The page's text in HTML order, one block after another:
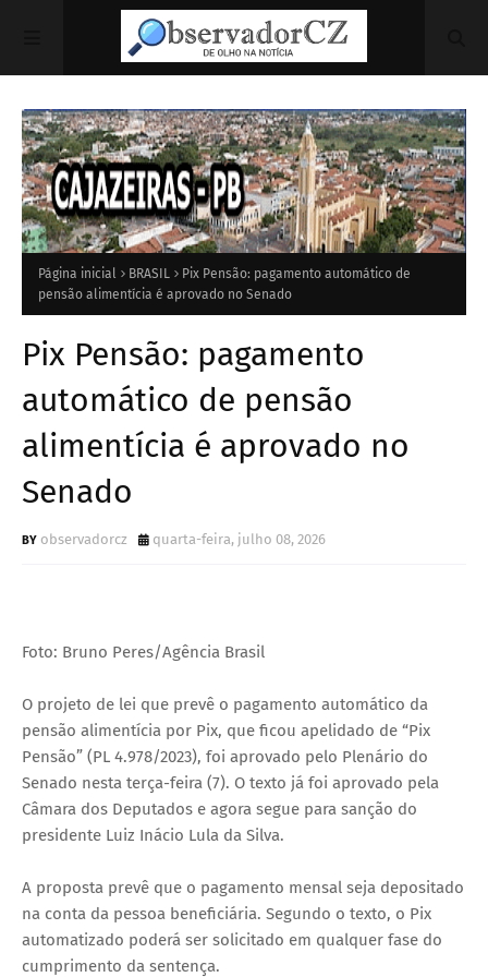
Página inicial BRASIL
Pix Pensão: pagamento automático de
pensão alimentícia é aprovado no Senado
Pix Pensão: pagamento
automático de pensão
alimentícia é aprovado no
Senado
observadorcz quarta-feira, julho 08, 2026
Foto: Bruno Peres/Agência Brasil
O projeto de lei que prevê o pagamento automático da
pensão alimentícia por Pix, que ficou apelidado de “Pix
Pensão” (PL 4.978/2023), foi aprovado pelo Plenário do
Senado nesta terça-feira (7). O texto já foi aprovado pela
Câmara dos Deputados e agora segue para sanção do
presidente Luiz Inácio Lula da Silva.
A proposta prevê que o pagamento mensal seja depositado
na conta da pessoa beneficiária. Segundo o texto, o Pix
automatizado poderá ser solicitado em qualquer fase do
cumprimento da sentença.